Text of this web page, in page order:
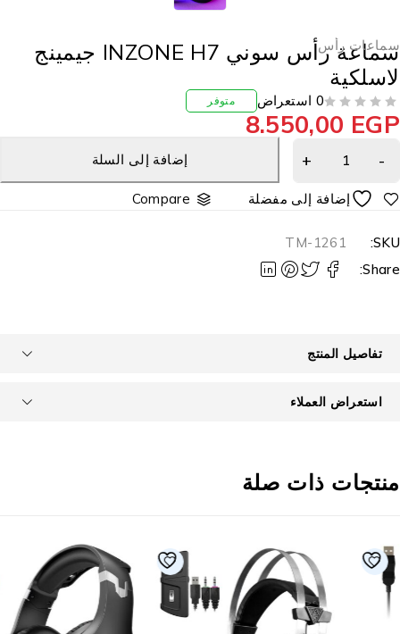
رأس
سماعة رأس سوني INZONE H7 جيمينج
0 استعراض متوفر
8.550,00
إضافة إلى السلة
Compare
TM-1261
تفاصيل المنتج
استعراض العملاء
ذات صلة